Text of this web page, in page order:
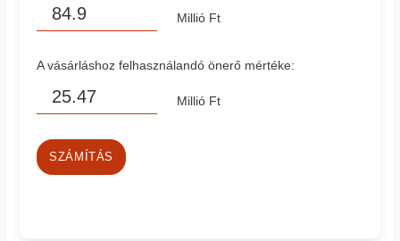
Millió Ft
A vásárláshoz felhasználandó önerő mértéke:
Millió Ft
SZÁMÍTÁS